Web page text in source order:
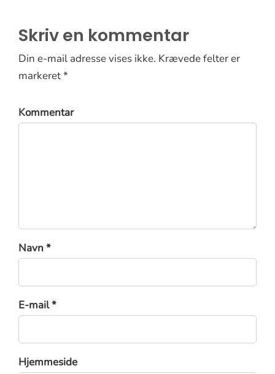
Skriv en kommentar
Din e-mail adresse vises ikke. Krævede felter er
markeret *
Kommentar
Navn *
E-mail *
Hjemmeside